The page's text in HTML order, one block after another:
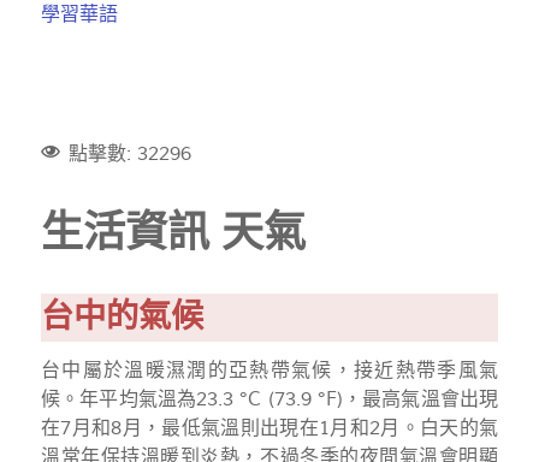
學習華語
點擊數: 32296
生活資訊 天氣
台中的氣候
台中屬於溫暖濕潤的亞熱帶氣候，接近熱帶季風氣
候。年平均氣溫為23.3 °C (73.9 °F)，最高氣溫會出現
在7月和8月，最低氣溫則出現在1月和2月。白天的氣